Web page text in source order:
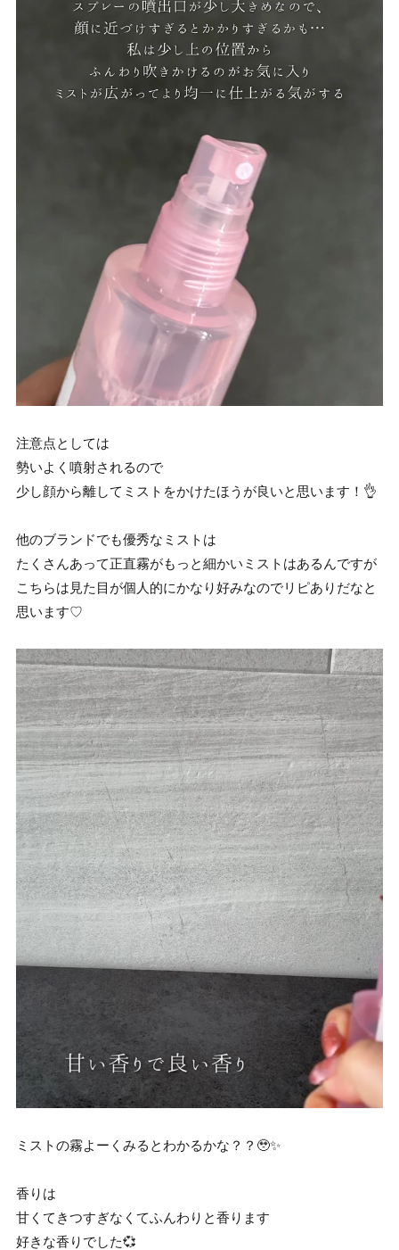
注意点としては
勢いよく噴射されるので
少し顔から離してミストをかけたほうが良いと思います！👌
他のブランドでも優秀なミストは
たくさんあって正直霧がもっと細かいミストはあるんですが
こちらは見た目が個人的にかなり好みなのでリピありだなと
思います♡
ミストの霧よーくみるとわかるかな？？🥹✨
香りは
甘くてきつすぎなくてふんわりと香ります
好きな香りでした💞